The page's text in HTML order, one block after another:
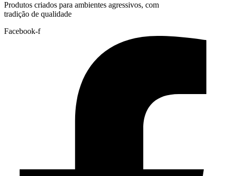
Produtos criados para ambientes agressivos, com
tradição de qualidade
Facebook-f